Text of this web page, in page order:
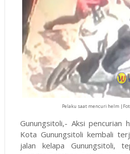
Pelaku saat mencuri helm
Gunungsitoli,- Aksi pencurian
Kota Gunungsitoli kembali
jalan kelapa Gunungsitoli,